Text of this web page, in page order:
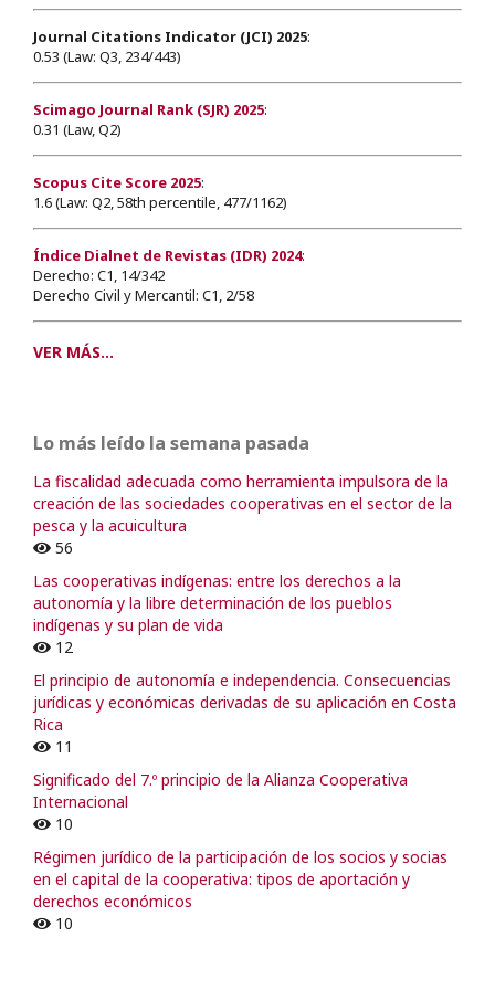
Journal Citations Indicator (JCI) 2025:
0.53 (Law: Q3, 234/443)
Scimago Journal Rank (SJR) 2025:
0.31 (Law, Q2)
Scopus Cite Score 2025:
1.6 (Law: Q2, 58th percentile, 477/1162)
Índice Dialnet de Revistas (IDR) 2024:
Derecho: C1, 14/342
Derecho Civil y Mercantil: C1, 2/58
VER MÁS...
Lo más leído la semana pasada
La fiscalidad adecuada como herramienta impulsora de la
creación de las sociedades cooperativas en el sector de la
pesca y la acuicultura
56
Las cooperativas indígenas: entre los derechos a la
autonomía y la libre determinación de los pueblos
indígenas y su plan de vida
12
El principio de autonomía e independencia. Consecuencias
jurídicas y económicas derivadas de su aplicación en Costa
Rica
11
Significado del 7.º principio de la Alianza Cooperativa
Internacional
10
Régimen jurídico de la participación de los socios y socias
en el capital de la cooperativa: tipos de aportación y
derechos económicos
10